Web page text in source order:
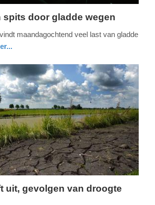
spits door gladde wegen
maandagochtend veel last van gladde
uit, gevolgen van droogte